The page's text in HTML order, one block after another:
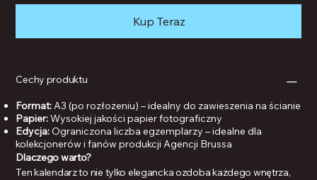
Kup Teraz
Cechy produktu
Format:A3 (po rozłożeniu) – idealny do zawieszenia na ścianie
Papier:Wysokiej jakości papier fotograficzny
Edycja:Ograniczona liczba egzemplarzy – idealne dla
kolekcjonerów i fanów produkcji Agencji Brussa
Dlaczego warto?
Ten kalendarz to nie tylko elegancka ozdoba każdego wnętrza,